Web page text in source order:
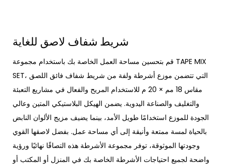
قم بتحسين مساحة العمل الخاصة بك باستخدام مجموعة TAPE MIX
SET، التي تتضمن موزع أشرطة ولفة من شريط شفاف فائق اللصق
مقاس 18 مم × 20 م للاستخدام المريح والفعال في مشاريع التعبئة
والتغليف والصناعة اليدوية. يضمن الهيكل البلاستيكي المتين وعالي
الجودة للموزع استخدامًا طويل الأمد، بينما يضيف مزيج الألوان النابض
بالحياة لمسة ممتعة وأنيقة إلى أي مساحة عمل. بفضل لاصقها القوي
وجودتها الموثوقة، توفر مجموعة الأشرطة هذه التصاقًا نهائيًا ورؤية
واضحة لجميع احتياجات الأشرطة الخاصة بك في المنزل أو المكتب أو